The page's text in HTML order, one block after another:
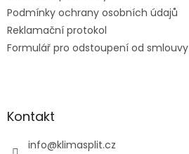
Podmínky ochrany osobních údajů
Reklamační protokol
Formulář pro odstoupení od smlouvy
Kontakt
info@klimasplit.cz